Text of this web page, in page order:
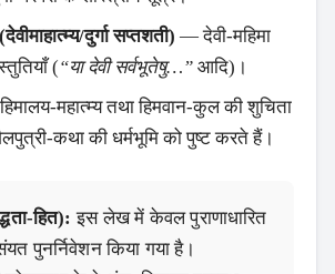
दुर्गा सप्तशती) — देवी‑महिमा
(“या देवी सर्वभूतेषु…” आदि)।
तथा हिमवान‑कुल की शुचिता
की धर्मभूमि को पुष्ट करते हैं।
इस लेख में केवल पुराणाधारित
पुनर्निवेशन किया गया है।